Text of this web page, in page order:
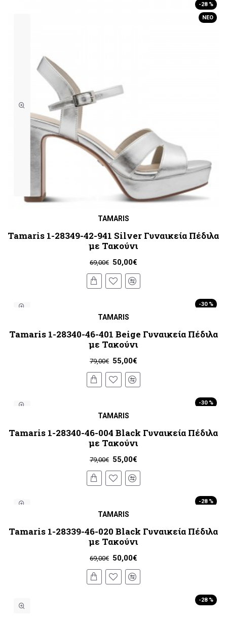
ΝΈΟ
-28 %
TAMARIS
Tamaris 1-28349-42-941 Silver Γυναικεία Πέδιλα
με Τακούνι
50,00€
69,00€
-30 %
TAMARIS
Tamaris 1-28340-46-401 Beige Γυναικεία Πέδιλα
με Τακούνι
55,00€
79,00€
-30 %
TAMARIS
Tamaris 1-28340-46-004 Black Γυναικεία Πέδιλα
με Τακούνι
55,00€
79,00€
-28 %
TAMARIS
Tamaris 1-28339-46-020 Black Γυναικεία Πέδιλα
με Τακούνι
50,00€
69,00€
-28 %